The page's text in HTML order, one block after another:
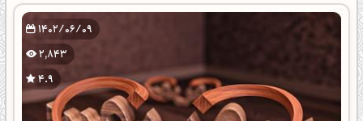
1402/06/09
2,843
4.9